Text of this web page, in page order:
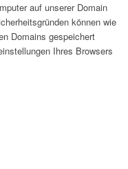
auf unserer Domain
können wie
Domains gespeichert
Ihres Browsers